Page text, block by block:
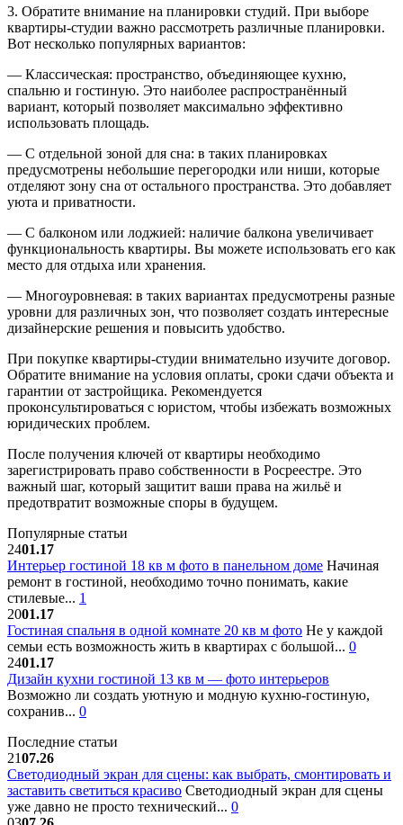
3. Обратите внимание на планировки студий. При выборе
квартиры-студии важно рассмотреть различные планировки.
Вот несколько популярных вариантов:
— Классическая: пространство, объединяющее кухню,
спальню и гостиную. Это наиболее распространённый
вариант, который позволяет максимально эффективно
использовать площадь.
— С отдельной зоной для сна: в таких планировках
предусмотрены небольшие перегородки или ниши, которые
отделяют зону сна от остального пространства. Это добавляет
уюта и приватности.
— С балконом или лоджией: наличие балкона увеличивает
функциональность квартиры. Вы можете использовать его как
место для отдыха или хранения.
— Многоуровневая: в таких вариантах предусмотрены разные
уровни для различных зон, что позволяет создать интересные
дизайнерские решения и повысить удобство.
При покупке квартиры-студии внимательно изучите договор.
Обратите внимание на условия оплаты, сроки сдачи объекта и
гарантии от застройщика. Рекомендуется
проконсультироваться с юристом, чтобы избежать возможных
юридических проблем.
После получения ключей от квартиры необходимо
зарегистрировать право собственности в Росреестре. Это
важный шаг, который защитит ваши права на жильё и
предотвратит возможные споры в будущем.
Популярные статьи
2401.17
Интерьер гостиной 18 кв м фото в панельном доме Начиная
ремонт в гостиной, необходимо точно понимать, какие
стилевые... 1
2001.17
Гостиная спальня в одной комнате 20 кв м фото Не у каждой
семьи есть возможность жить в квартирах с большой... 0
2401.17
Дизайн кухни гостиной 13 кв м — фото интерьеров
Возможно ли создать уютную и модную кухню-гостиную,
сохранив... 0
Последние статьи
2107.26
Светодиодный экран для сцены: как выбрать, смонтировать и
заставить светиться красиво Светодиодный экран для сцены
уже давно не просто технический... 0